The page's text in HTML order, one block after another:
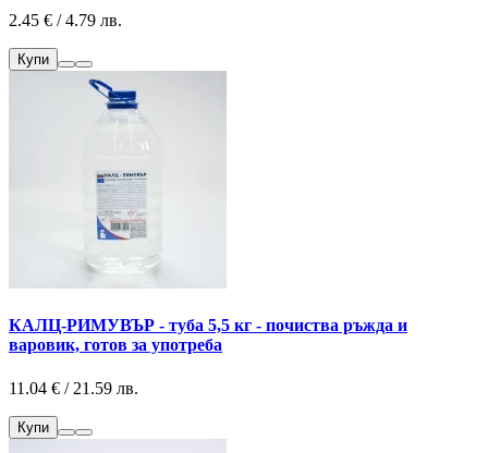
2.45 € / 4.79 лв.
Купи
КАЛЦ-РИМУВЪР - туба 5,5 кг - почиства ръжда и
варовик, готов за употреба
11.04 € / 21.59 лв.
Купи